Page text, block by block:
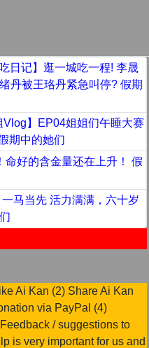
日记】逛一城吃一程! 李晟
丹被王珞丹紧急叫停? 假期
Vlog】EP04姐姐们午睡大赛
期中的她们
命好的含金量还在上升！ 假
一马当先 活力满满，六十岁
Ai Kan (2) Share Ai Kan
via PayPal (4)
/ suggestions to
is very important for us and